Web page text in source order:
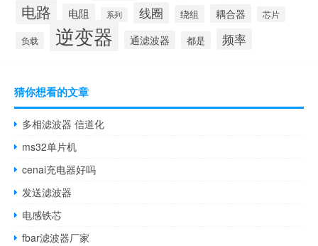
电路 电阻 系列 线圈 绕组 耦合器 芯片
负载 逆变器 通滤波器 都是 频率
猜你想看的文章
多相滤波器 信道化
ms32单片机
cenai充电器好吗
发送滤波器
电感铁芯
fbar滤波器厂家